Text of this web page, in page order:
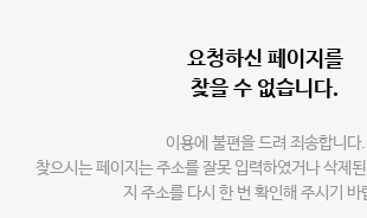
요청하신 페이지를
찾을 수 없습니다.
이용에 불편을 드려 죄송합니다.
찾으시는 페이지는 주소를 잘못 입력하였거나 삭제
지 주소를 다시 한 번 확인해 주시기 바